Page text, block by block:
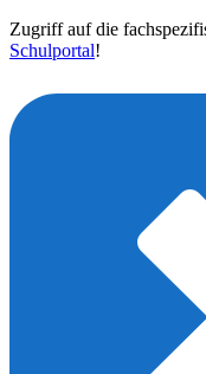
Zugriff auf die
Schulportal!